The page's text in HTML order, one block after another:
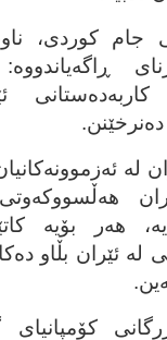
جام کوردی،
ده‌نرخێنن.
له‌
هه‌ڵسووکه‌وتی
هه‌ر بۆیه‌
له‌ ئێران بڵاو